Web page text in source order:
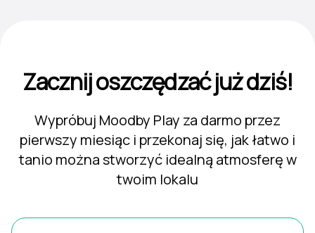
Zacznij oszczędzać już dziś!
Wypróbuj Moodby Play za darmo przez
pierwszy miesiąc i przekonaj się, jak łatwo i
tanio można stworzyć idealną atmosferę w
twoim lokalu